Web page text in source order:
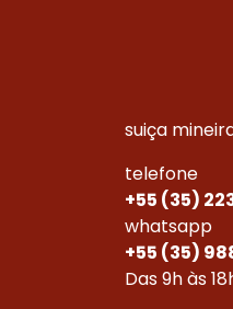
suiça
telefone
+55 (35)
whatsapp
+55 (35)
Das 9h às